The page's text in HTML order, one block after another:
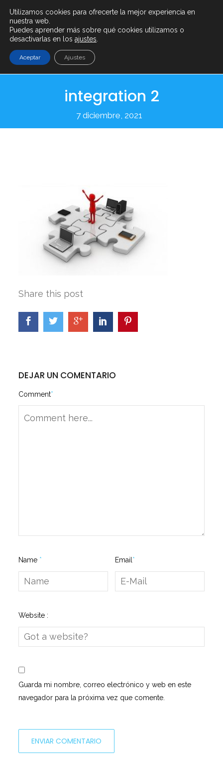
info@serenty.es + (34) 900 101 865
integration 2
7 diciembre, 2021
Share this post
DEJAR UN COMENTARIO
Comment*
Name * Email *
Website :
Guarda mi nombre, correo electrónico y web en este
navegador para la próxima vez que comente.
Utilizamos cookies para ofrecerte la mejor experiencia en
nuestra web.
Puedes aprender más sobre qué cookies utilizamos o
desactivarlas en los ajustes
Aceptar Ajustes